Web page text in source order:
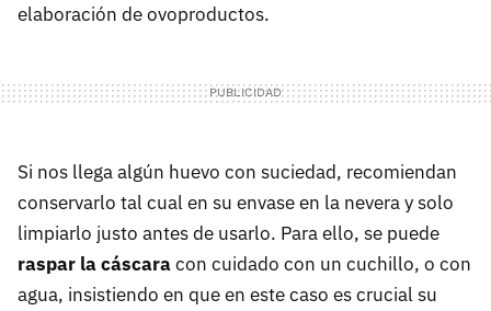
elaboración de ovoproductos.
Si nos llega algún huevo con suciedad, recomiendan
conservarlo tal cual en su envase en la nevera y solo
limpiarlo justo antes de usarlo. Para ello, se puede
raspar la cáscaracon cuidado con un cuchillo, o con
agua, insistiendo en que en este caso es crucial su